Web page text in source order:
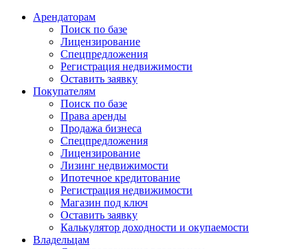
Арендаторам
Поиск по базе
Лицензирование
Спецпредложения
Регистрация недвижимости
Оставить заявку
Покупателям
Поиск по базе
Права аренды
Продажа бизнеса
Спецпредложения
Лицензирование
Лизинг недвижимости
Ипотечное кредитование
Регистрация недвижимости
Магазин под ключ
Оставить заявку
Калькулятор доходности и окупаемости
Владельцам